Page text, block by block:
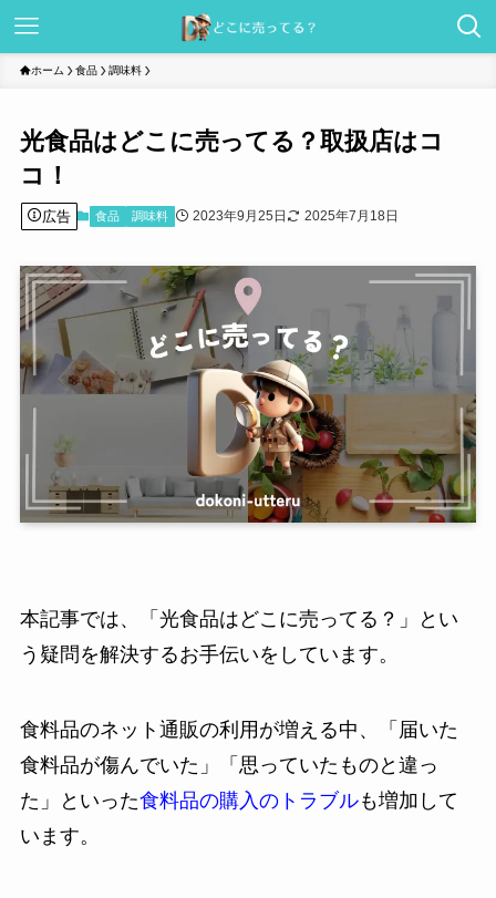
ホーム 食品 調味料
光食品はどこに売ってる？取扱店はコ
コ！
広告 食品 調味料 2023年9月25日 2025年7月18日
本記事では、「光食品はどこに売ってる？」とい
う疑問を解決するお手伝いをしています。
食料品のネット通販の利用が増える中、「届いた
食料品が傷んでいた」「思っていたものと違っ
た」といった食料品の購入のトラブルも増加して
います。